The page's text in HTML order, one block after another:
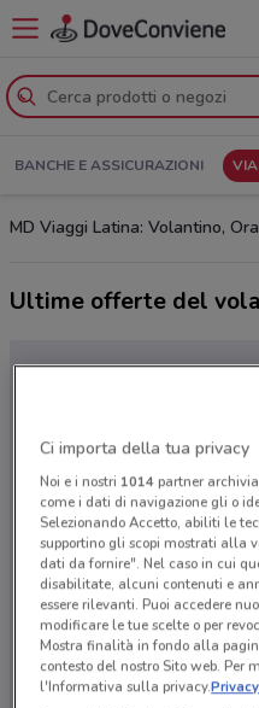
BANCHE E ASSICURAZIONI
MD Viaggi Latina: Volantino,
Ultime offerte del
Ci dispiace, al
volantini nella tua
Ci importa della tua privacy
Noi e i nostri 1014partner
come i dati di navigazione gli o
Selezionando Accetto, abiliti le
supportino gli scopi mostrati alla
dati da fornire". Nel caso in cui
disabilitate, alcuni contenuti e
essere rilevanti. Puoi accedere
modificare le tue scelte o per
Mostra finalità in fondo alla
contesto del nostro Sito web. Per
l'Informativa sulla privacy.